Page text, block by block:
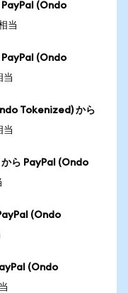
(Ondo
当
(Ondo
当
Tokenized) から
当
ら PayPal (Ondo
(Ondo
(Ondo